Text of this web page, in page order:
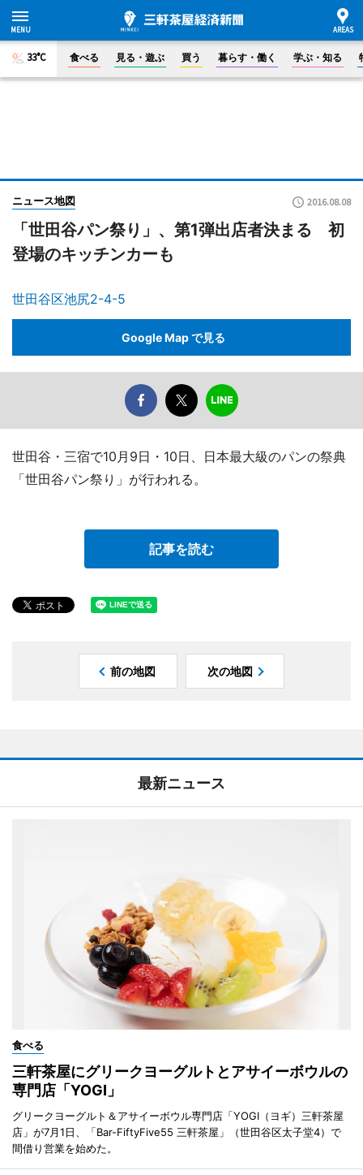
33°C 食べる 見る・遊ぶ 買う 暮らす・働く 学ぶ・知る
ニュース地図 2016.08.08
「世田谷パン祭り」、第1弾出店者決まる 初
登場のキッチンカーも
世田谷区池尻2-4-5
Google Map で見る
世田谷・三宿で10月9日・10日、日本最大級のパンの祭典
「世田谷パン祭り」が行われる。
記事を読む
前の地図 次の地図
最新ニュース
食べる
三軒茶屋にグリークヨーグルトとアサイーボウルの
専門店「YOGI」
グリークヨーグルト＆アサイーボウル専門店「YOGI（ヨギ）三軒茶屋
店」が7月1日、「Bar-FiftyFive55 三軒茶屋」（世田谷区太子堂4）で
間借り営業を始めた。